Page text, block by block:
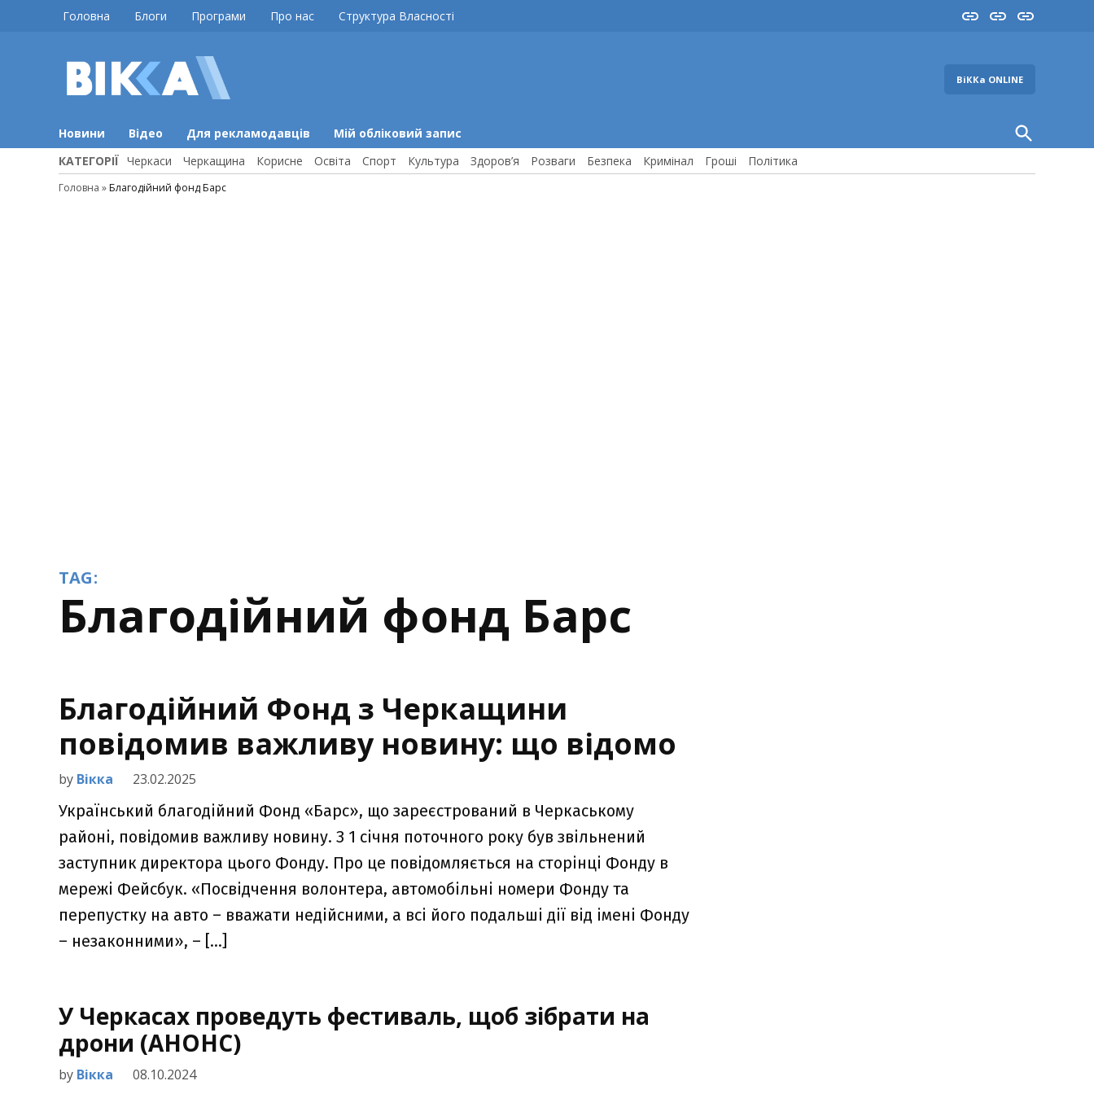
Головна Блоги Програми Про нас Структура Власності InstaYouTube
FB
ВіККа ONLINE
Новини Відео Для рекламодавців Мій обліковий запис
Open
Search
КАТЕГОРІЇ Черкаси Черкащина Корисне Освіта Спорт Культура Здоров’я Розваги Безпека Кримінал Гроші Політика
Головна » Благодійний фонд Барс
TAG:
Благодійний фонд Барс
Благодійний Фонд з Черкащини
повідомив важливу новину: що відомо
by Вікка 23.02.2025
Український благодійний Фонд «Барс», що зареєстрований в Черкаському
районі, повідомив важливу новину. З 1 січня поточного року був звільнений
заступник директора цього Фонду. Про це повідомляється на сторінці Фонду в
мережі Фейсбук. «Посвідчення волонтера, автомобільні номери Фонду та
перепустку на авто – вважати недійсними, а всі його подальші дії від імені Фонду
– незаконними», – […]
У Черкасах проведуть фестиваль, щоб зібрати на
дрони (АНОНС)
by Вікка 08.10.2024